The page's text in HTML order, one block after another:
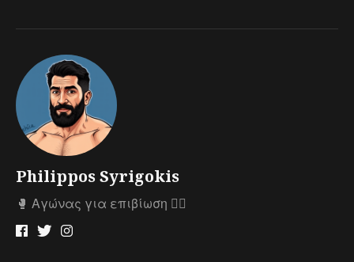
Philippos Syrigokis
🥊 Αγώνας για επιβίωση 🤼‍♂️